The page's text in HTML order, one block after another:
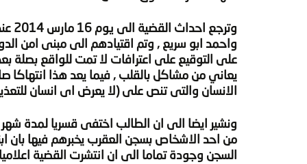
واحمد ابو سريع , وتم اقتيادهم الى مبنى امن
على التوقيع على اعترافات لا تمت للواقع بصلة
يعاني من مشاكل بالقلب , فيما يعد هذا انتهاكا
الانسان والتى تنص على (لا يعرض اى انسان
ونشير ايضا الى ان الطالب اختفى قسريا لمدة
من احد الاشخاص بسجن العقرب يخبرهم فيها بان
السجن وجودة تماما الى ان انتشرت القضية